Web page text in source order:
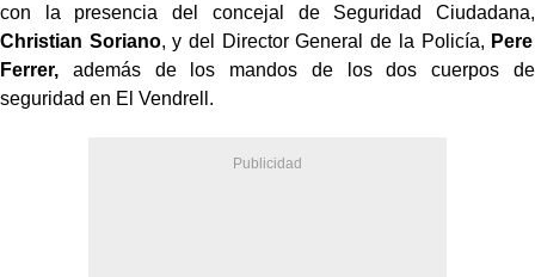
con la presencia del concejal de Seguridad Ciudadana,
Christian Soriano, y del Director General de la Policía, Pere
Ferrer, además de los mandos de los dos cuerpos de
seguridad en El Vendrell.